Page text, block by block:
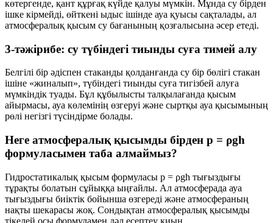
көтергенде, қант құрғақ күйде қалуы мүмкін. Мұнда су бірден
ішке кірмейді, өйткені ыдыс ішінде ауа қуысы сақталады, ал
атмосфералық қысым су бағанының қозғалысына әсер етеді.
3-тәжірибе: су түбіндегі тиынды суға тимей алу
Белгілі бір әдіспен стаканды қолданғанда су бір бөлігі стакан
ішіне «жиналып», түбіндегі тиынды суға тигізбей алуға
мүмкіндік туады. Бұл құбылысты талқылағанда қысым
айырмасы, ауа көлемінің өзгеруі және сыртқы ауа қысымының
рөлі негізгі түсіндірме болады.
Неге атмосфералық қысымды бірден p = ρgh
формуласымен таба алмаймыз?
Гидростатикалық қысым формуласы p = ρgh тығыздығы
тұрақты болатын сұйыққа ыңғайлы. Ал атмосферада ауа
тығыздығы биіктік бойынша өзгереді және атмосфераның
нақты шекарасы жоқ. Сондықтан атмосфералық қысымды
тікелей осы формуламен дәл есептеу қиын.